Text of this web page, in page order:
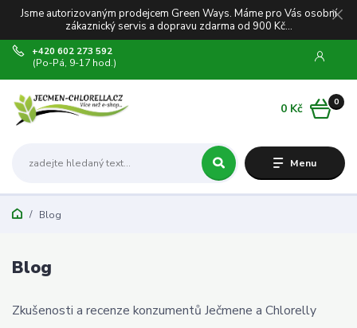
Jsme autorizovaným prodejcem Green Ways. Máme pro Vás osobní
zákaznický servis a dopravu zdarma od 900 Kč...
Menu
+420 602 273 592
(Po-Pá, 9-17 hod.)
0
0 Kč
Blog
Blog
Zkušenosti a recenze konzumentů Ječmene a Chlorelly